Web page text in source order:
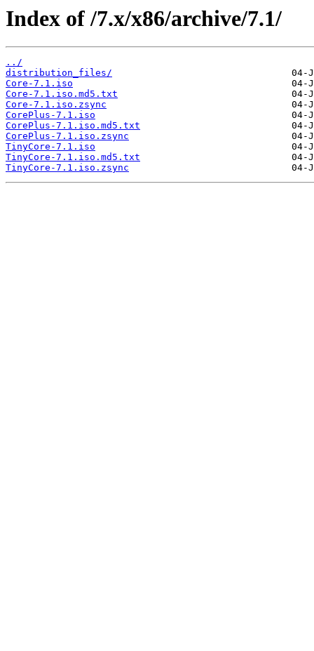
Index of /7.x/x86/archive/7.1/
../
distribution_files/
Core-7.1.iso
Core-7.1.iso.md5.txt
Core-7.1.iso.zsync
CorePlus-7.1.iso
CorePlus-7.1.iso.md5.txt
CorePlus-7.1.iso.zsync
TinyCore-7.1.iso
TinyCore-7.1.iso.md5.txt
TinyCore-7.1.iso.zsync